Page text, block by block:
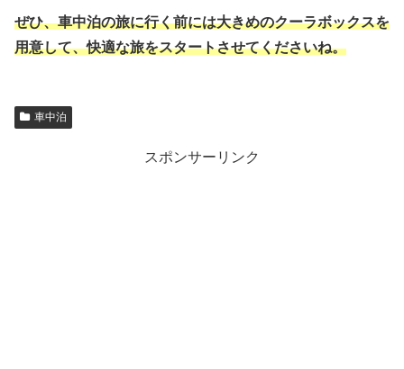
ぜひ、車中泊の旅に行く前には大きめのクーラボックスを
用意して、快適な旅をスタートさせてくださいね。
車中泊
スポンサーリンク